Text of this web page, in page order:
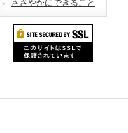
ささやかにできること